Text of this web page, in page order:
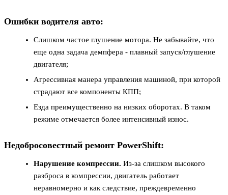
Ошибки водителя авто:
Слишком частое глушение мотора. Не забывайте, что
еще одна задача демпфера - плавный запуск/глушение
двигателя;
Агрессивная манера управления машиной, при которой
страдают все компоненты КПП;
Езда преимущественно на низких оборотах. В таком
режиме отмечается более интенсивный износ.
Недобросовестный ремонт PowerShift:
Нарушение компрессии. Из-за слишком высокого
разброса в компрессии, двигатель работает
неравномерно и как следствие, преждевременно